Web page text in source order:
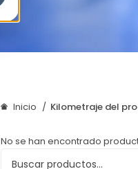
Inicio Kilometraje del
No se han encontrado